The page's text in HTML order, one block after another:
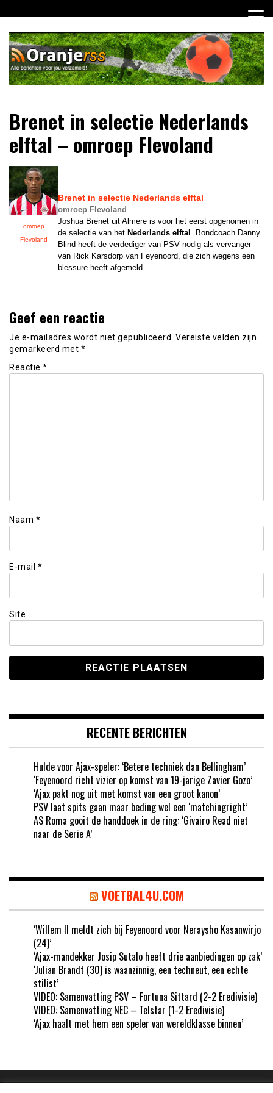
naar
inhoud
Oranje RSS
niets meer van het Nederlands Elftal op weg naar het EK
2012!
Brenet in selectie Nederlands
elftal – omroep Flevoland
omroep
Flevoland
Brenet in selectie Nederlands elftal
omroep Flevoland
Joshua Brenet uit Almere is voor het eerst opgenomen in
de selectie van het Nederlands elftal . Bondcoach Danny
Blind heeft de verdediger van PSV nodig als vervanger
van Rick Karsdorp van Feyenoord, die zich wegens een
blessure heeft afgemeld.
Geef een reactie
Je e-mailadres wordt niet gepubliceerd. Vereiste velden zijn
gemarkeerd met *
Reactie *
Naam *
E-mail *
Site
RECENTE BERICHTEN
Hulde voor Ajax-speler: ‘Betere techniek dan Bellingham’
‘Feyenoord richt vizier op komst van 19-jarige Zavier Gozo’
‘Ajax pakt nog uit met komst van een groot kanon’
PSV laat spits gaan maar beding wel een ‘matchingright’
AS Roma gooit de handdoek in de ring: ‘Givairo Read niet
naar de Serie A’
VOETBAL4U.COM
‘Willem II meldt zich bij Feyenoord voor Neraysho Kasanwirjo
(24)’
‘Ajax-mandekker Josip Sutalo heeft drie aanbiedingen op zak’
‘Julian Brandt (30) is waanzinnig, een techneut, een echte
stilist’
VIDEO: Samenvatting PSV – Fortuna Sittard (2-2 Eredivisie)
VIDEO: Samenvatting NEC – Telstar (1-2 Eredivisie)
‘Ajax haalt met hem een speler van wereldklasse binnen’